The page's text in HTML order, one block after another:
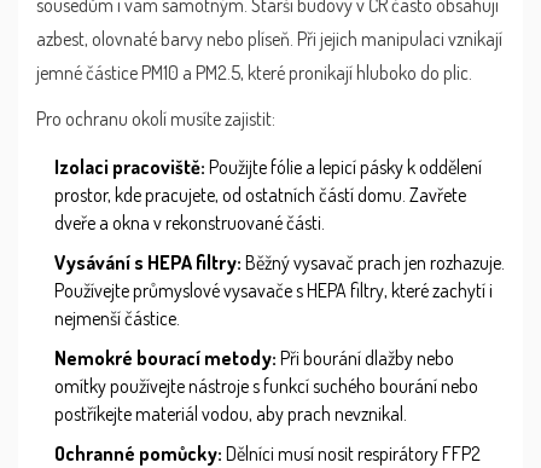
sousedům i vám samotným. Starší budovy v ČR často obsahují
azbest, olovnaté barvy nebo plíseň. Při jejich manipulaci vznikají
jemné částice PM10 a PM2.5, které pronikají hluboko do plic.
Pro ochranu okolí musíte zajistit:
Izolaci pracoviště: Použijte fólie a lepicí pásky k oddělení
prostor, kde pracujete, od ostatních částí domu. Zavřete
dveře a okna v rekonstruované části.
Vysávání s HEPA filtry: Běžný vysavač prach jen rozhazuje.
Používejte průmyslové vysavače s HEPA filtry, které zachytí i
nejmenší částice.
Nemokré bourací metody: Při bourání dlažby nebo
omítky používejte nástroje s funkcí suchého bourání nebo
postříkejte materiál vodou, aby prach nevznikal.
Ochranné pomůcky: Dělníci musí nosit respirátory FFP2